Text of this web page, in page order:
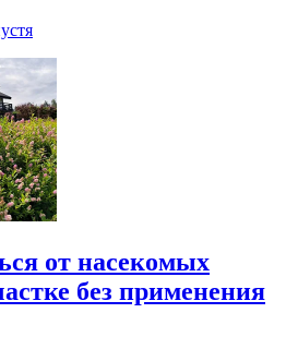
от насекомых
без применения